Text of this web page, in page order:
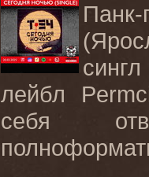
лейбл
себя